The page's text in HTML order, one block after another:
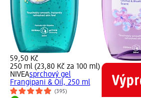
59,50 Kč
250 ml (23,80 Kč za 100 ml)
NIVEAsprchový gel
Frangipani & Oil, 250 ml
(395)